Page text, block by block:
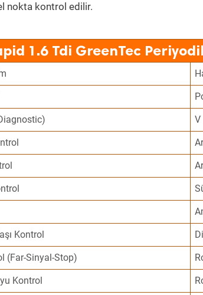
nokta kontrol edilir.
1.6 Tdi GreenTec
V
Kontrol
(Far-Sinyal-Stop)
Kontrol